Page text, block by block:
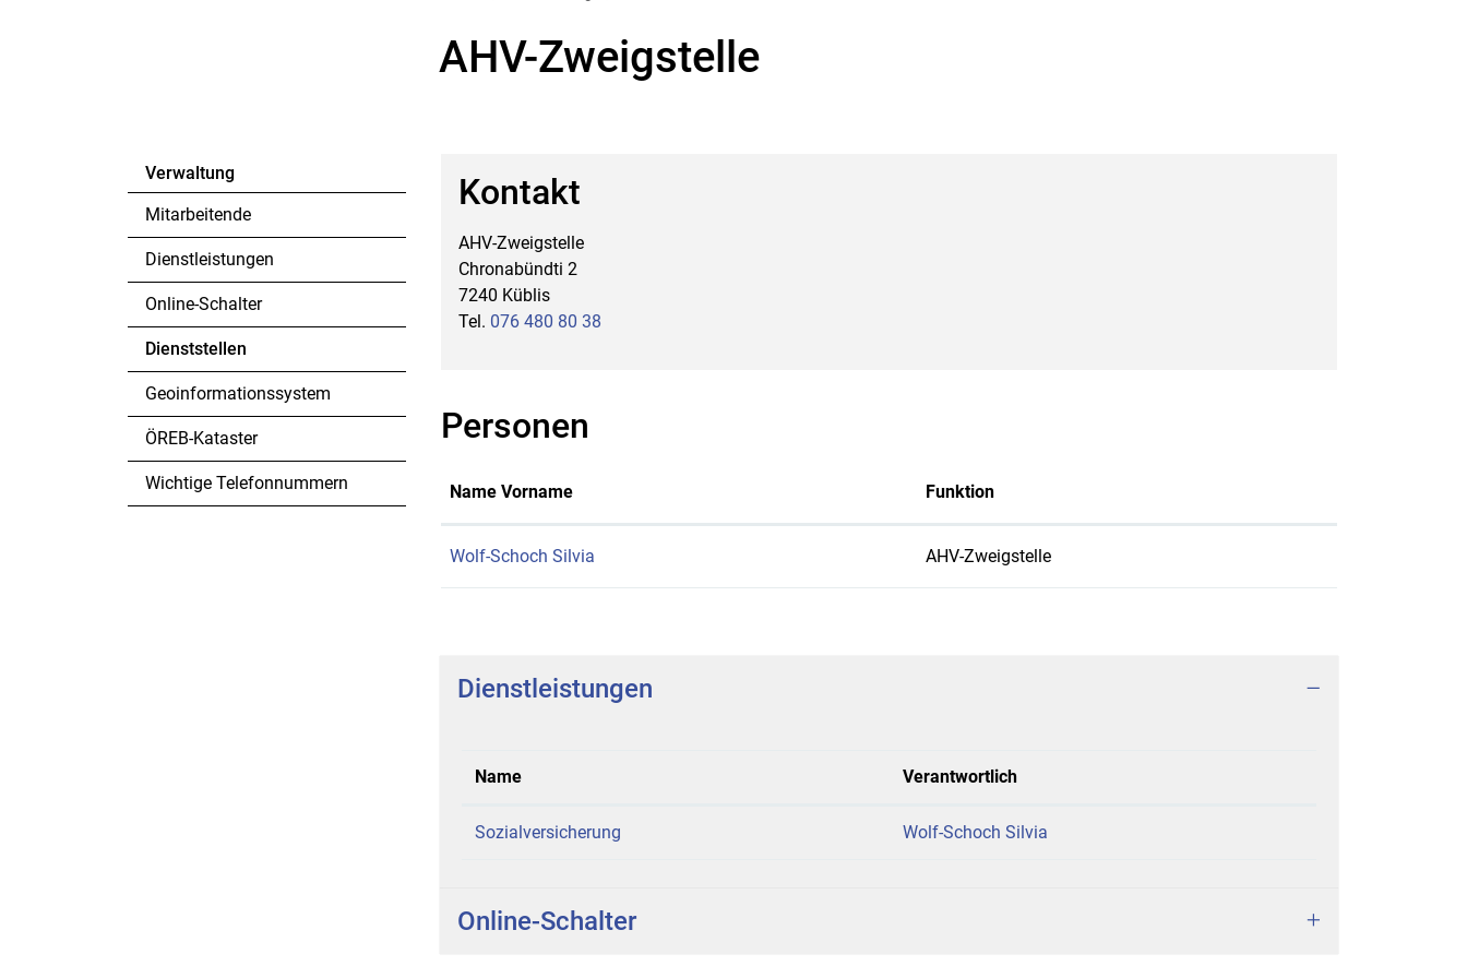
AHV-Zweigstelle
Verwaltung
Mitarbeitende
Dienstleistungen
Online-Schalter
Dienststellen
(ausgewählt)
Geoinformationssystem
ÖREB-Kataster
Wichtige Telefonnummern
Kontakt
AHV-Zweigstelle
Chronabündti 2
7240 Küblis
Tel. 076 480 80 38
Personen
Name Vorname Funktion
Wolf-Schoch Silvia AHV-Zweigstelle
Zugehörige Objekte
Dienstleistungen
Name Verantwortlich
Sozialversicherung Wolf-Schoch Silvia
Online-Schalter